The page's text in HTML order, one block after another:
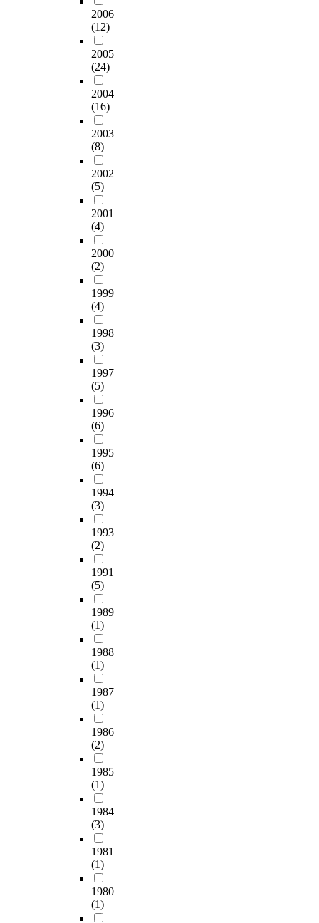
2006
(12)
2005
(24)
2004
(16)
2003
(8)
2002
(5)
2001
(4)
2000
(2)
1999
(4)
1998
(3)
1997
(5)
1996
(6)
1995
(6)
1994
(3)
1993
(2)
1991
(5)
1989
(1)
1988
(1)
1987
(1)
1986
(2)
1985
(1)
1984
(3)
1981
(1)
1980
(1)